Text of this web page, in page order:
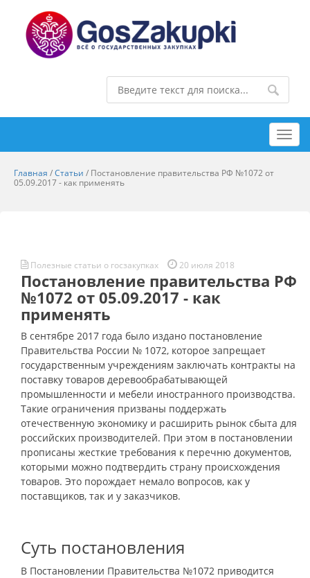
Главная /Статьи / Постановление правительства РФ №1072 от
05.09.2017 - как применять
Полезные статьи о госзакупках 20 июля 2018
Постановление правительства РФ
№1072 от 05.09.2017 - как
применять
В сентябре 2017 года было издано постановление
Правительства России № 1072, которое запрещает
государственным учреждениям заключать контракты на
поставку товаров деревообрабатывающей
промышленности и мебели иностранного производства.
Такие ограничения призваны поддержать
отечественную экономику и расширить рынок сбыта для
российских производителей. При этом в постановлении
прописаны жесткие требования к перечню документов,
которыми можно подтвердить страну происхождения
товаров. Это порождает немало вопросов, как у
поставщиков, так и у заказчиков.
Суть постановления
В Постановлении Правительства №1072 приводится